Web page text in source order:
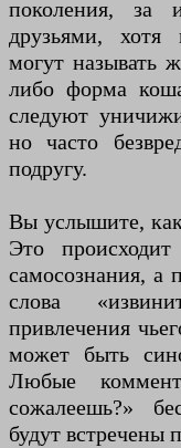
поколения, за
друзьями,
могут называть
либо форма
следуют
но часто
подругу.
Вы услышите, как
Это
самосознания, а
слова
привлечения
может быть
Любые
сожалеешь?»
будут встречены